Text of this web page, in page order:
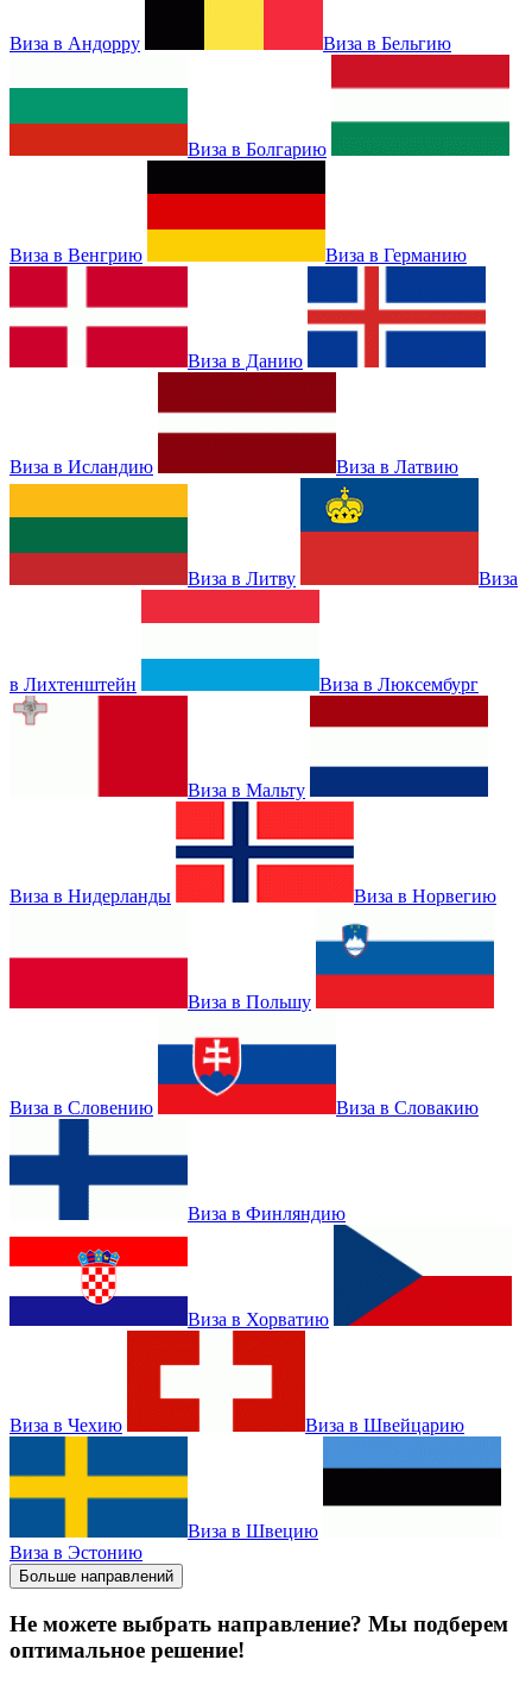
Виза в Андорру Виза в Бельгию
Виза в Болгарию
Виза в Венгрию Виза в Германию
Виза в Данию
Виза в Исландию Виза в Латвию
Виза в Литву Виза
в Лихтенштейн Виза в Люксембург
Виза в Мальту
Виза в Нидерланды Виза в Норвегию
Виза в Польшу
Виза в Словению Виза в Словакию
Виза в Финляндию
Виза в Хорватию
Виза в Чехию Виза в Швейцарию
Виза в Швецию
Виза в Эстонию
Больше направлений
Не можете выбрать направление? Мы подберем
оптимальное решение!